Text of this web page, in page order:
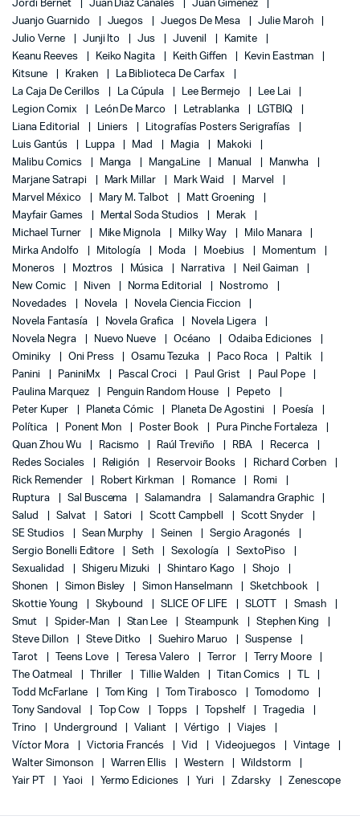
Jordi Bernet
Juan Díaz Canales
Juan Giménez
Juanjo Guarnido
Juegos Juegos De Mesa
Julie Maroh
Julio Verne
Junji Ito Jus Juvenil
Kamite
Keanu Reeves
Keiko Nagita Keith Giffen
Kevin Eastman
Kitsune
Kraken
La Biblioteca De Carfax
La Caja De Cerillos
La Cúpula Lee Bermejo
Lee Lai
Legion Comix
León De Marco Letrablanka
LGTBIQ
Liana Editorial
Liniers
Litografías Posters Serigrafías
Luis Gantús
Luppa Mad Magia
Makoki
Malibu Comics
Manga MangaLine Manual
Manwha
Marjane Satrapi
Mark Millar Mark Waid
Marvel
Marvel México
Mary M. Talbot
Matt Groening
Mayfair Games
Mental Soda Studios
Merak
Michael Turner
Mike Mignola Milky Way
Milo Manara
Mirka Andolfo
Mitología Moda Moebius
Momentum
Moneros
Moztros Música Narrativa
Neil Gaiman
New Comic
Niven Norma Editorial
Nostromo
Novedades
Novela
Novela Ciencia Ficcion
Novela Fantasía
Novela Grafica
Novela Ligera
Novela Negra
Nuevo Nueve Océano
Odaiba Ediciones
Ominiky
Oni Press Osamu Tezuka Paco Roca
Paltik
Panini
PaniniMx Pascal Croci Paul Grist
Paul Pope
Paulina Marquez
Penguin Random House
Pepeto
Peter Kuper
Planeta Cómic Planeta De Agostini
Poesía
Política
Ponent Mon Poster Book
Pura Pinche Fortaleza
Quan Zhou Wu
Racismo Raúl Treviño RBA
Recerca
Redes Sociales
Religión Reservoir Books
Richard Corben
Rick Remender
Robert Kirkman Romance
Romi
Ruptura
Sal Buscema Salamandra
Salamandra Graphic
Salud
Salvat Satori Scott Campbell
Scott Snyder
SE Studios
Sean Murphy Seinen
Sergio Aragonés
Sergio Bonelli Editore
Seth Sexología
SextoPiso
Sexualidad
Shigeru Mizuki Shintaro Kago
Shojo
Shonen
Simon Bisley Simon Hanselmann
Sketchbook
Skottie Young
Skybound SLICE OF LIFE SLOTT
Smash
Smut
Spider-Man Stan Lee Steampunk
Stephen King
Steve Dillon
Steve Ditko Suehiro Maruo
Suspense
Tarot
Teens Love Teresa Valero Terror
Terry Moore
The Oatmeal
Thriller Tillie Walden Titan Comics
TL
Todd McFarlane
Tom King Tom Tirabosco
Tomodomo
Tony Sandoval
Top Cow Topps Topshelf
Tragedia
Trino
Underground Valiant Vértigo
Viajes
Víctor Mora
Victoria Francés Vid Videojuegos
Vintage
Walter Simonson
Warren Ellis Western
Wildstorm
Yair PT
Yaoi Yermo Ediciones Yuri Zdarsky Zenescope